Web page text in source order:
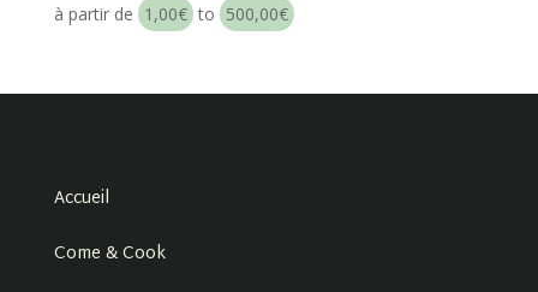
à partir de 1,00€ to 500,00€
Accueil
Come & Cook